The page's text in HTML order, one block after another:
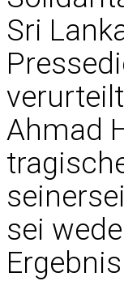
Sri
Ahmad
sei